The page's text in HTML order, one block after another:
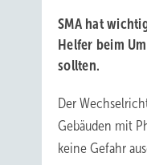
SMA hat
Helfer beim
sollten.
Der
Gebäuden mit
keine Gefahr